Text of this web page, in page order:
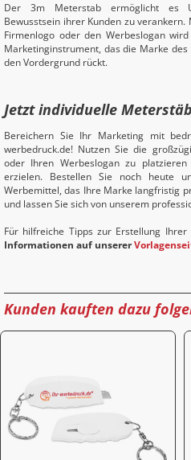
Der 3m Meterstab ermöglicht es
Bewusstsein ihrer Kunden zu
Firmenlogo oder den Werbeslogan
Marketinginstrument, das die Marke
den Vordergrund rückt.
Jetzt individuelle
Bereichern Sie Ihr Marketing mit
werbedruck.de! Nutzen Sie die
oder Ihren Werbeslogan zu
erzielen. Bestellen Sie noch heute
Werbemittel, das Ihre Marke langfristig
und lassen Sie sich von unserem
Für hilfreiche Tipps zur Erstellung Ihrer
Informationen auf unserer
Kunden kauften dazu